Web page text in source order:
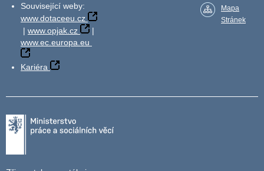
Související weby:
www.dotaceeu.cz
| www.opjak.cz
|
www.ec.europa.eu
Kariéra
Mapa
Stránek